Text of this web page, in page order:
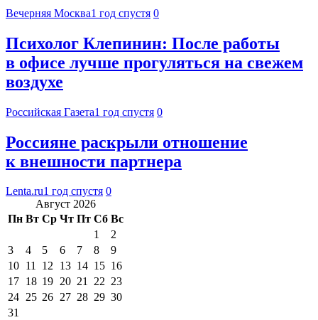
Вечерняя Москва1 год спустя 0
Психолог Клепинин: После работы
в офисе лучше прогуляться на свежем
воздухе
Российская Газета1 год спустя 0
Россияне раскрыли отношение
к внешности партнера
Lenta.ru1 год спустя 0
Август 2026
Пн Вт Ср Чт Пт Сб Вс
1
2
3
4 5 6 7 8
9
10 11 12 13 14 15 16
17 18 19 20 21 22 23
24 25 26 27 28 29 30
31